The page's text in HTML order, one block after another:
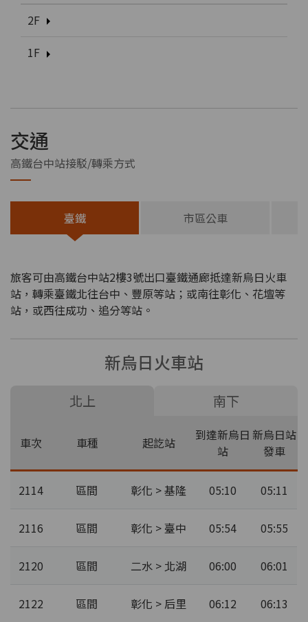
2F
1F
交通
高鐵台中站接駁/轉乘方式
臺鐵 市區公車
旅客可由高鐵台中站2樓3號出口臺鐵通廊抵達新烏日火車
站，轉乘臺鐵北往台中、豐原等站；或南往彰化、花壇等
站，或西往成功、追分等站。
新烏日火車站
北上 南下
車次 車種 起訖站
到達新烏日
站
新烏日站
發車
2114 區間 彰化 > 基隆 05:10 05:11
2116 區間 彰化 > 臺中 05:54 05:55
2120 區間 二水 > 北湖 06:00 06:01
2122 區間 彰化 > 后里 06:12 06:13